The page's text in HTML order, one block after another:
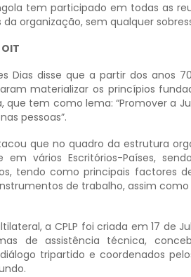
tem participado em todas as
organização, sem qualquer
Dias disse que a partir dos anos
materializar os princípios
que tem como lema: “Promover a
pessoas”.
que no quadro da estrutura
em vários Escritórios-Países,
tendo como principais factores
de trabalho, assim
a CPLP foi criada em 17 de
de assistência técnica,
tripartido e coordenados